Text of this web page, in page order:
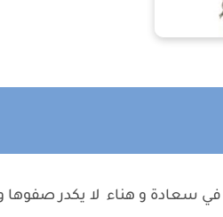
سعادة و هناء لا يكدر صفوها